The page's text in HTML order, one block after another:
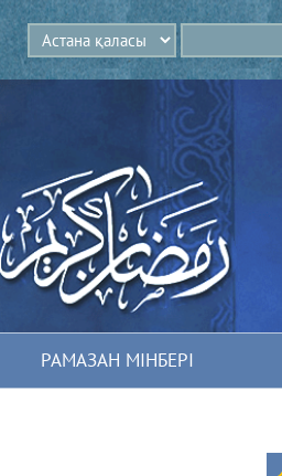
РАМАЗАН МІНБЕРІ